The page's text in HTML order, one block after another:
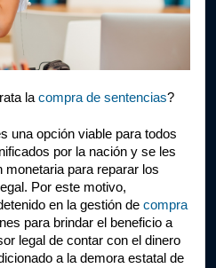
la compra de sentencias?
una opción viable para todos
por la nación y se les
monetaria para reparar los
Por este motivo,
en la gestión de compra
para brindar el beneficio a
legal de contar con el dinero
a la demora estatal de